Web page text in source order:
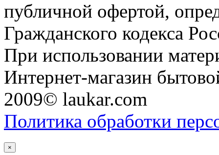
публичной офертой,
Гражданского кодекса
При использовании
Интернет-магазин
2009© laukar.com
Политика обработки
×